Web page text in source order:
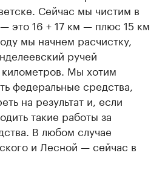
Сейчас мы чистим в
это 16 + 17 км — плюс 15 км
мы начнем расчистку,
ручей
Мы хотим
федеральные средства,
на результат и, если
такие работы за
В любом случае
и Лесной — сейчас в